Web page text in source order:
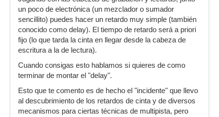
un poco de electrónica (un mezclador o sumador
sencillito) puedes hacer un retardo muy simple (también
conocido como delay). El tiempo de retardo será a priori
fijo (lo que tarda la cinta en llegar desde la cabeza de
escritura a la de lectura).
Cuando consigas esto hablamos si quieres de como
terminar de montar el "delay".
Esto que te comento es de hecho el "incidente" que llevo
al descubrimiento de los retardos de cinta y de diversos
mecanismos para ciertas técnicas de multipista, pero